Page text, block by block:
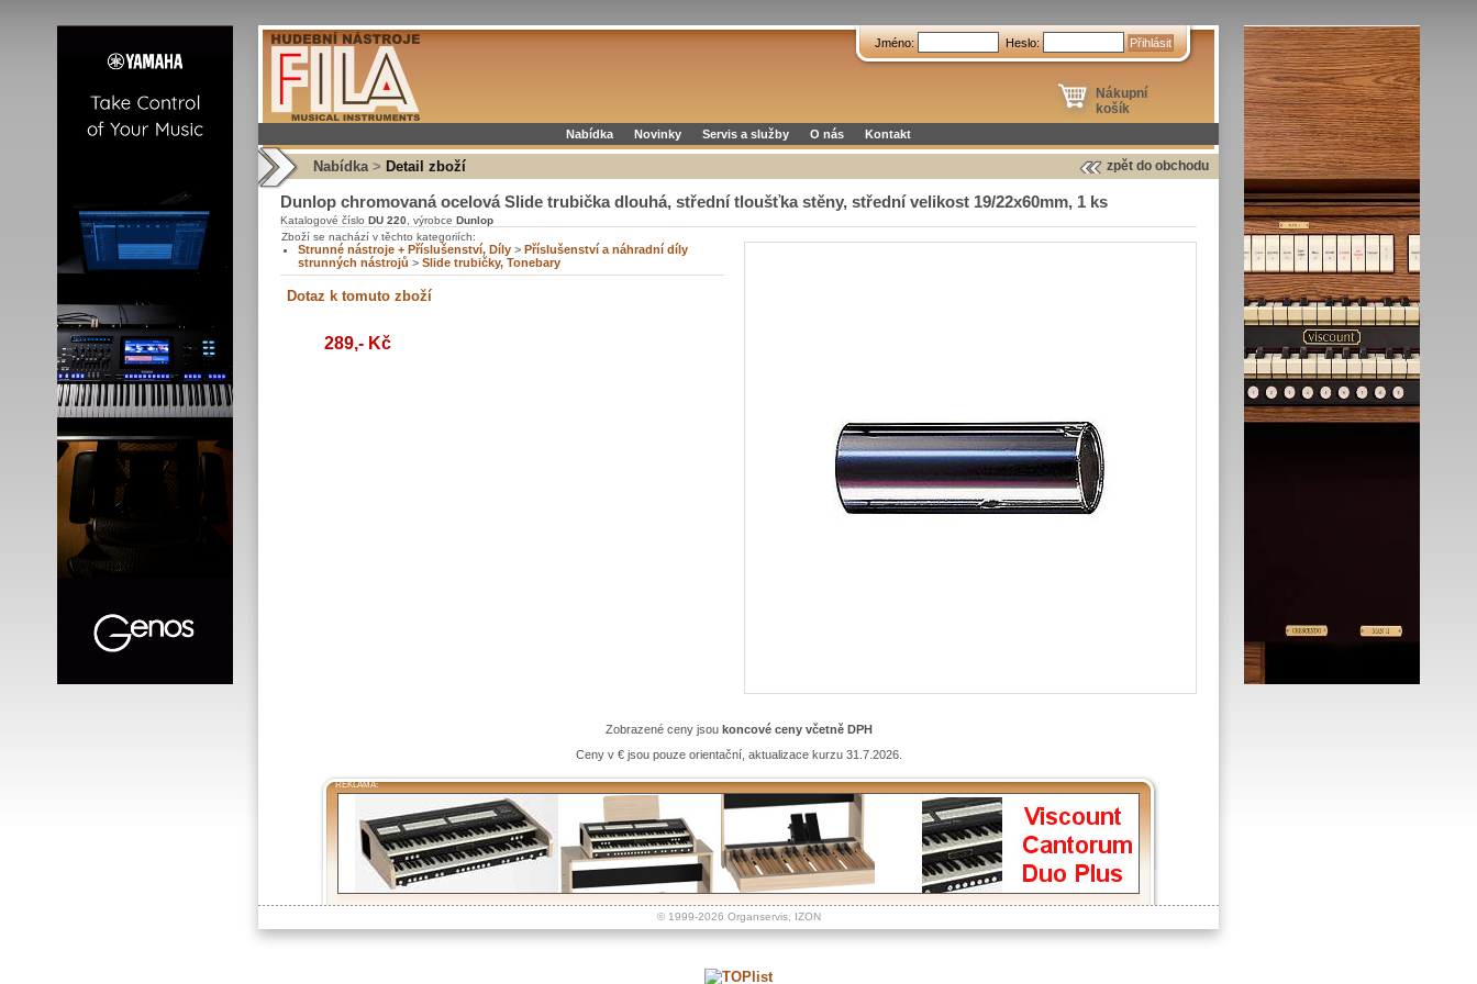
Nákupní
košík
Jméno: Heslo:
Nabídka Novinky Servis a služby O nás Kontakt
Nabídka > Detail zboží zpět do obchodu
Dunlop chromovaná ocelová Slide trubička dlouhá, střední tloušťka stěny, střední velikost 19/22x60mm, 1 ks
Katalogové číslo DU 220 , výrobce Dunlop
Zboží se nachází v těchto kategoriích:
Strunné nástroje + Příslušenství, Díly > Příslušenství a náhradní díly
strunných nástrojů > Slide trubičky, Tonebary
289,- Kč
Zobrazené ceny jsou koncové ceny včetně DPH
Ceny v € jsou pouze orientační, aktualizace kurzu 31.7.2026.
REKLAMA:
© 1999-2026 Organservis, IZON